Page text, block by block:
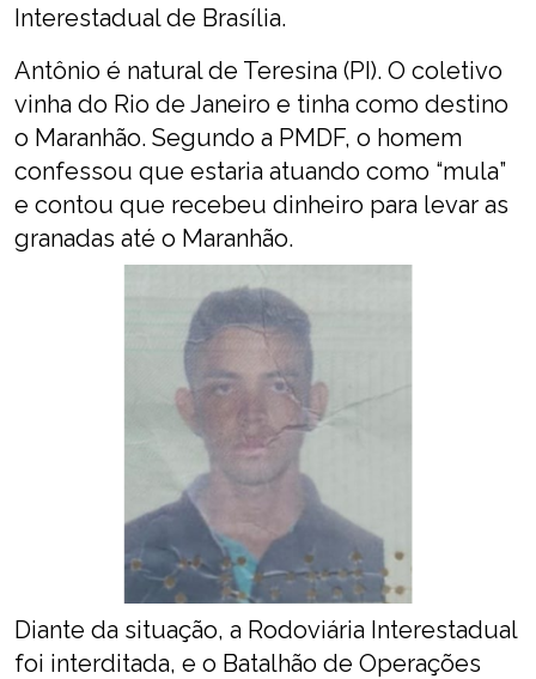
Interestadual de Brasília.
Antônio é natural de Teresina (PI). O coletivo
vinha do Rio de Janeiro e tinha como destino
o Maranhão. Segundo a PMDF, o homem
confessou que estaria atuando como “mula”
e contou que recebeu dinheiro para levar as
granadas até o Maranhão.
Diante da situação, a Rodoviária Interestadual
foi interditada, e o Batalhão de Operações